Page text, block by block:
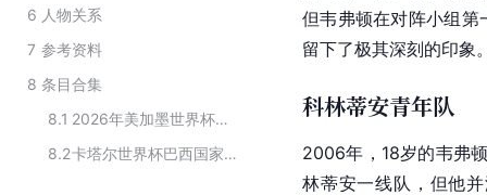
6 人物关系
7 参考资料
8 条目合集
8.1
2026年美加墨世界杯巴西队大名单
8.2
卡塔尔世界杯巴西国家队成员名单
但韦弗顿在对阵小组第
留下了极其深刻的印象
科林蒂安青年队
2006年，18岁的韦弗
林蒂安一线队，但他